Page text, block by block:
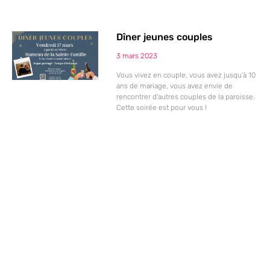
Dîner jeunes couples
3 mars 2023
Vous vivez en couple, vous avez jusqu’à 10
ans de mariage, vous avez envie de
rencontrer d’autres couples de la paroisse.
Cette soirée est pour vous !